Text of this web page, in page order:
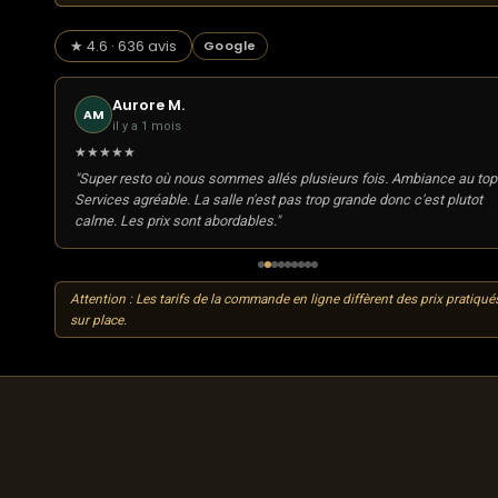
★ 4.6 · 636 avis Google
AM
Aurore M.
il y a 1 mois
★★★★★
"Super resto où nous sommes allés plusieurs fois. Ambiance au
Services agréable. La salle n'est pas trop grande donc c'est plutot
calme. Les prix sont abordables."
Attention : Les tarifs de la commande en ligne diffèrent des prix
sur place.